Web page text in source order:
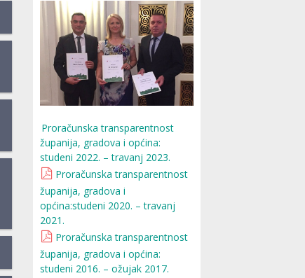
Proračunska transparentnost
županija, gradova i općina:
studeni 2022. – travanj 2023.
Proračunska transparentnost
županija, gradova i
općina:studeni 2020. – travanj
2021.
Proračunska transparentnost
županija, gradova i općina:
studeni 2016. – ožujak 2017.